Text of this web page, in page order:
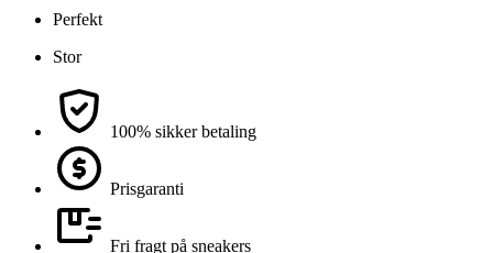
Perfekt
Stor
100% sikker betaling
Prisgaranti
Fri fragt på sneakers